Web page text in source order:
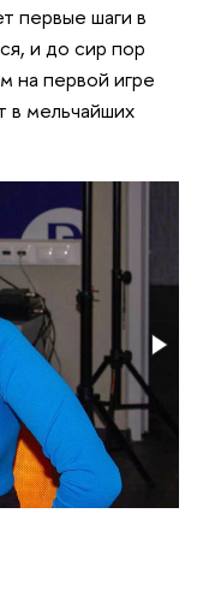
первые шаги в
и до сир пор
на первой игре
в мельчайших